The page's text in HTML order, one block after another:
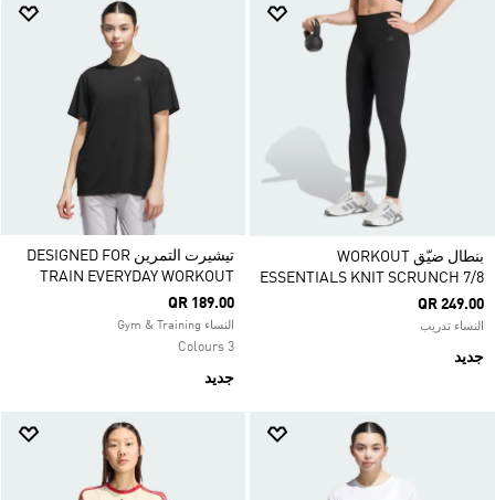
بنطال ضيّق WORKOUT
ESSENTIALS KNIT SCRUNCH 7/8
QR 249.00
النساء تدريب
جديد
تيشيرت التمرين DESIGNED FOR
TRAIN EVERYDAY WORKOUT
QR 189.00
النساء Gym & Training
3 Colours
جديد